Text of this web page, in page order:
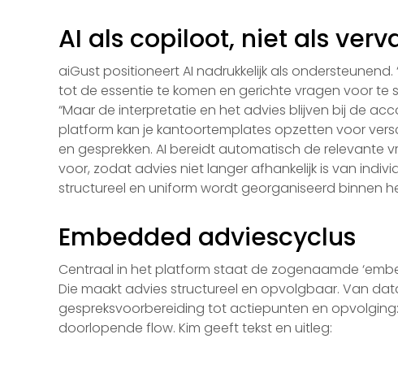
AI als copiloot, niet als
aiGust positioneert AI nadrukkelijk als ondersteunend.
tot de essentie te komen en gerichte vragen voor te
“Maar de interpretatie en het advies blijven bij de
platform kan je kantoortemplates opzetten voor
en gesprekken. AI bereidt automatisch de relevante
voor, zodat advies niet langer afhankelijk is van
structureel en uniform wordt georganiseerd binnen
Embedded adviescyclus
Centraal in het platform staat de zogenaamde
Die maakt advies structureel en opvolgbaar. Van
gespreksvoorbereiding tot actiepunten en
doorlopende flow. Kim geeft tekst en uitleg: